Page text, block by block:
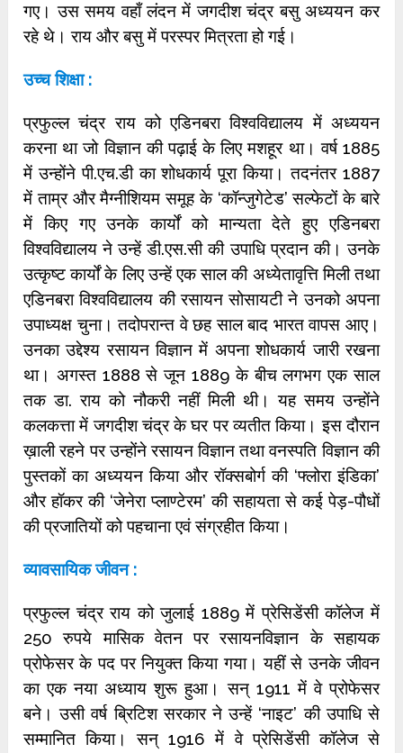
गए। उस समय वहाँ लंदन में जगदीश चंद्र बसु अध्ययन कर
रहे थे। राय और बसु में परस्पर मित्रता हो गई।
उच्च शिक्षा :
प्रफुल्ल चंद्र राय को एडिनबरा विश्वविद्यालय में अध्ययन
करना था जो विज्ञान की पढ़ाई के लिए मशहूर था। वर्ष 1885
में उन्होंने पी.एच.डी का शोधकार्य पूरा किया। तदनंतर 1887
में ताम्र और मैग्नीशियम समूह के ‘कॉन्जुगेटेड’ सल्फेटों के बारे
में किए गए उनके कार्यों को मान्यता देते हुए एडिनबरा
विश्वविद्यालय ने उन्हें डी.एस.सी की उपाधि प्रदान की। उनके
उत्कृष्ट कार्यों के लिए उन्हें एक साल की अध्येतावृत्ति मिली तथा
एडिनबरा विश्वविद्यालय की रसायन सोसायटी ने उनको अपना
उपाध्यक्ष चुना। तदोपरान्त वे छह साल बाद भारत वापस आए।
उनका उद्देश्य रसायन विज्ञान में अपना शोधकार्य जारी रखना
था। अगस्त 1888 से जून 1889 के बीच लगभग एक साल
तक डा. राय को नौकरी नहीं मिली थी। यह समय उन्होंने
कलकत्ता में जगदीश चंद्र के घर पर व्यतीत किया। इस दौरान
ख़ाली रहने पर उन्होंने रसायन विज्ञान तथा वनस्पति विज्ञान की
पुस्तकों का अध्ययन किया और रॉक्सबोर्ग की ‘फ्लोरा इंडिका’
और हॉकर की ‘जेनेरा प्लाण्टेरम’ की सहायता से कई पेड़-पौधों
की प्रजातियों को पहचाना एवं संग्रहीत किया।
व्यावसायिक जीवन :
प्रफुल्ल चंद्र राय को जुलाई 1889 में प्रेसिडेंसी कॉलेज में
250 रुपये मासिक वेतन पर रसायनविज्ञान के सहायक
प्रोफेसर के पद पर नियुक्त किया गया। यहीं से उनके जीवन
का एक नया अध्याय शुरू हुआ। सन् 1911 में वे प्रोफेसर
बने। उसी वर्ष ब्रिटिश सरकार ने उन्हें ‘नाइट’ की उपाधि से
सम्मानित किया। सन् 1916 में वे प्रेसिडेंसी कॉलेज से